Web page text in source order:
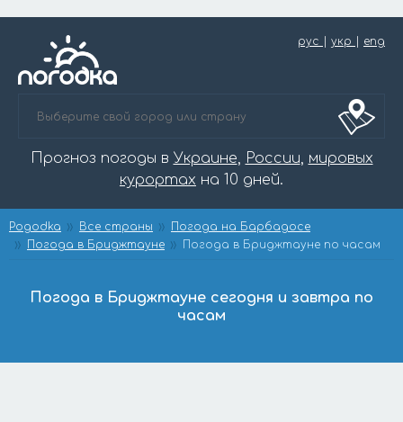
рус укр eng
Прогноз погоды в Украине, России, мировых
курортах на 10 дней.
Pogodka Все страны
Погода на Барбадосе
Погода в Бриджтауне
Погода в Бриджтауне по часам
Погода в Бриджтауне сегодня и завтра по
часам